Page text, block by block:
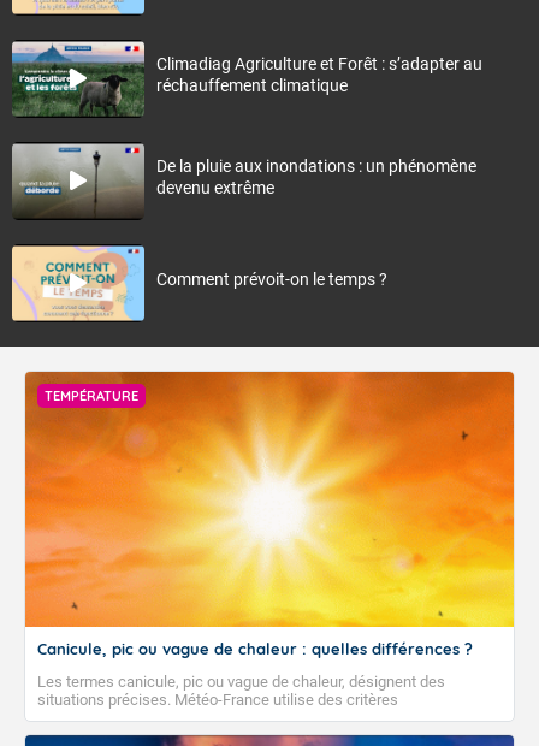
Climadiag Agriculture et Forêt : s’adapter au
réchauffement climatique
De la pluie aux inondations : un phénomène
devenu extrême
Comment prévoit-on le temps ?
TEMPÉRATURE
Canicule, pic ou vague de chaleur : quelles différences ?
Les termes canicule, pic ou vague de chaleur, désignent des
situations précises. Météo-France utilise des critères
climatologiques pour évaluer et qualifier les épisodes de chaleur qui
peuvent avoir des impacts sanitaires et socio-économiques